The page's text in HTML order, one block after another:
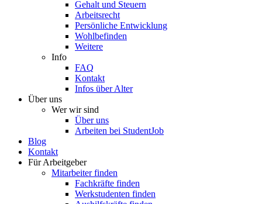
Gehalt und Steuern
Arbeitsrecht
Persönliche Entwicklung
Wohlbefinden
Weitere
Info
FAQ
Kontakt
Infos über Alter
Über uns
Wer wir sind
Über uns
Arbeiten bei StudentJob
Blog
Kontakt
Für Arbeitgeber
Mitarbeiter finden
Fachkräfte finden
Werkstudenten finden